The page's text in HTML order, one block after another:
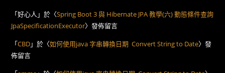
「好心人 」於〈Spring Boot 3 與 Hibernate JPA 教學(六) 動態條件查詢
JpaSpecificationExecutor〉發佈留言
「CBD」於〈如何使用java 字串轉換日期 Convert String to Date〉發
佈留言